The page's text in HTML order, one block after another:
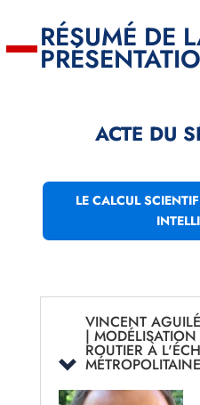
RÉSUMÉ DE
ACTE DU
LE CALCUL
VINCENT
| MODÉLISATION
ROUTIER À
MÉTROPOLITAINE